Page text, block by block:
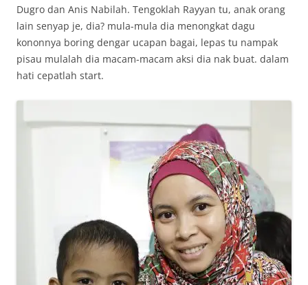
Dugro dan Anis Nabilah. Tengoklah Rayyan tu, anak orang
lain senyap je, dia? mula-mula dia menongkat dagu
kononnya boring dengar ucapan bagai, lepas tu nampak
pisau mulalah dia macam-macam aksi dia nak buat. dalam
hati cepatlah start.